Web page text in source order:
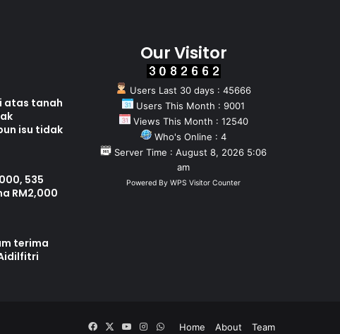
atas tanah
isu tidak
535
RM2,000
terima
Our Visitor
Users Last 30 days : 45666
Users This Month : 9001
Views This Month : 12540
Who's Online : 4
Server Time : August 8, 2026 5:06
am
Powered By WPS Visitor Counter
Home About Team
FacebookYouTubeInstagram
WhatsApp